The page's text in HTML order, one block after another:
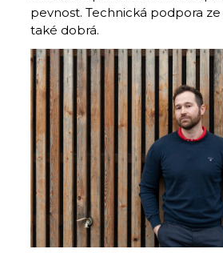
pevnost. Technická podpora
také dobrá.